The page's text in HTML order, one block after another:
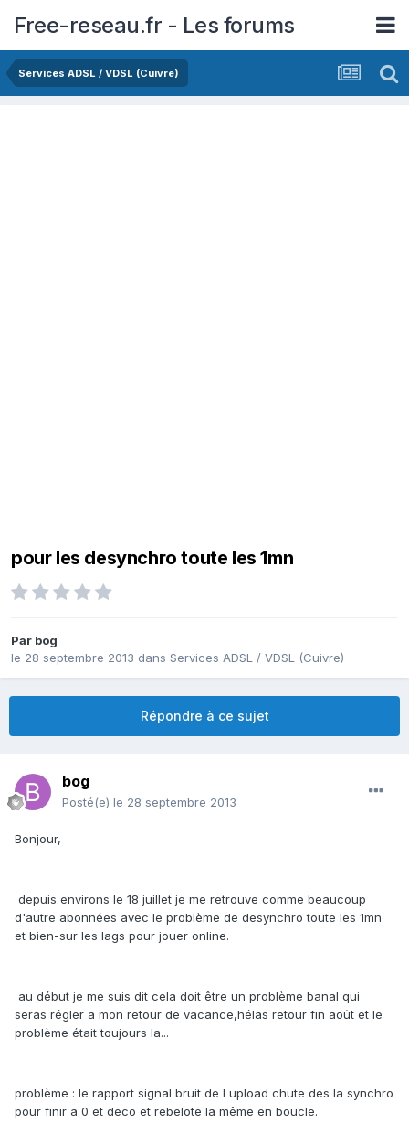
Free-reseau.fr - Les forums
Services ADSL / VDSL (Cuivre)
pour les desynchro toute les 1mn
Par bog
le 28 septembre 2013 dans Services ADSL / VDSL (Cuivre)
Répondre à ce sujet
bog
Posté(e) le 28 septembre 2013
Bonjour,
depuis environs le 18 juillet je me retrouve comme beaucoup
d'autre abonnées avec le problème de desynchro toute les 1mn
et bien-sur les lags pour jouer online.
au début je me suis dit cela doit être un problème banal qui
seras régler a mon retour de vacance,hélas retour fin août et le
problème était toujours la...
problème : le rapport signal bruit de l upload chute des la synchro
pour finir a 0 et deco et rebelote la même en boucle.